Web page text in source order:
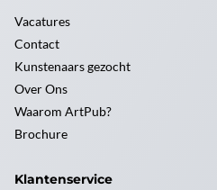
Vacatures
Contact
Kunstenaars gezocht
Over Ons
Waarom ArtPub?
Brochure
Klantenservice